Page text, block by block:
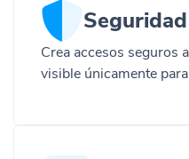
Seguridad
Crea accesos seguros
visible únicamente